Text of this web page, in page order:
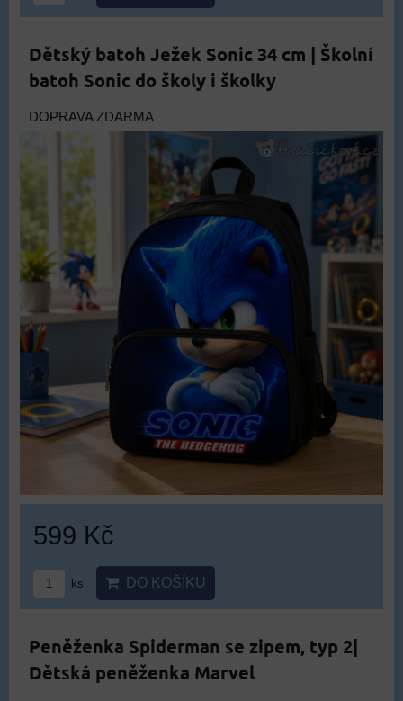
Dětský batoh Ježek Sonic 34 cm | Školní
batoh Sonic do školy i školky
DOPRAVA ZDARMA
599 Kč
ks DO KOŠÍKU
Peněženka Spiderman se zipem, typ 2|
Dětská peněženka Marvel